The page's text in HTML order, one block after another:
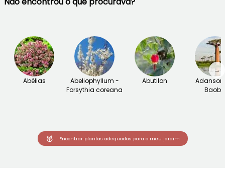
Abélias
Abeliophyllum -
Forsythia coreana
Abutilon
Baobá
→
Encontrar plantas adequadas para o meu jardim